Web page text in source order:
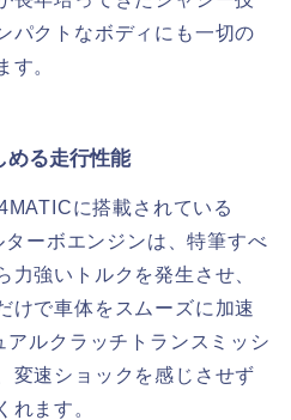
パクトなボディにも一切の
す。
める走行性能
に搭載されている
ーボエンジンは、特筆すべ
力強いトルクを発生させ、
けで車体をスムーズに加速
ルクラッチトランスミッシ
変速ショックを感じさせず
れます。